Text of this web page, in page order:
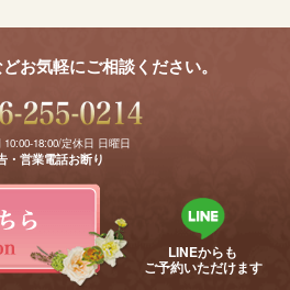
お気軽にご相談ください。
18:00/定休日 日曜日
・営業電話お断り
LINEからも
ご予約いただけます